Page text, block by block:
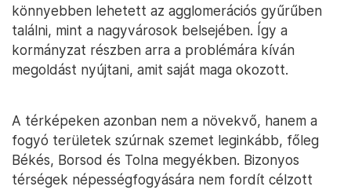
könnyebben lehetett az agglomerációs gyűrűben
találni, mint a nagyvárosok belsejében. Így a
kormányzat részben arra a problémára kíván
megoldást nyújtani, amit saját maga okozott.
A térképeken azonban nem a növekvő, hanem a
fogyó területek szúrnak szemet leginkább, főleg
Békés, Borsod és Tolna megyékben. Bizonyos
térségek népességfogyására nem fordít célzott